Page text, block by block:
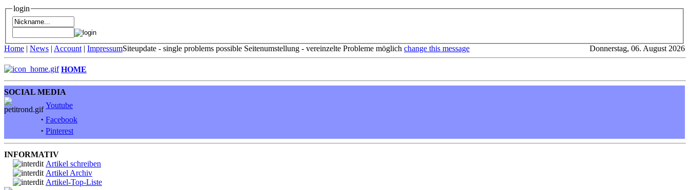
login
Home | News | Account | Impressum Donnerstag, 06. August 2026
Siteupdate - single problems possible Seitenumstellung - vereinzelte Probleme möglich change this message
HOME
SOCIAL MEDIA
Youtube
· Facebook
· Pinterest
INFORMATIV
Artikel schreiben
Artikel Archiv
Artikel-Top-Liste